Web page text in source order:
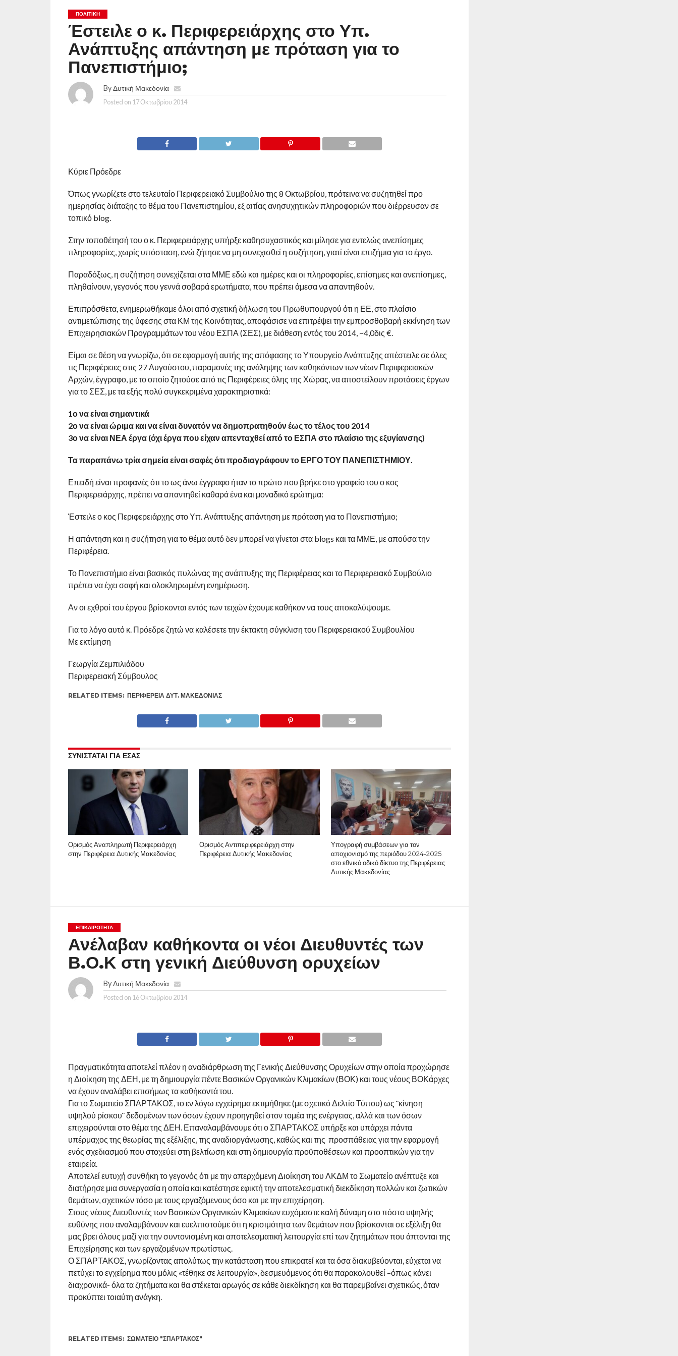
ΠΟΛΙΤΙΚΉ
Έστειλε ο κ. Περιφερειάρχης στο Υπ.
Ανάπτυξης απάντηση με πρόταση για το
Πανεπιστήμιο;
ByΔυτική Μακεδονία
Posted on 17 Οκτωβρίου 2014
Κύριε Πρόεδρε
Όπως γνωρίζετε στο τελευταίο Περιφερειακό Συμβούλιο της 8 Οκτωβρίου, πρότεινα να συζητηθεί προ
ημερησίας διάταξης το θέμα του Πανεπιστημίου, εξ αιτίας ανησυχητικών πληροφοριών που διέρρευσαν σε
τοπικό blog.
Στην τοποθέτησή του ο κ. Περιφερειάρχης υπήρξε καθησυχαστικός και μίλησε για εντελώς ανεπίσημες
πληροφορίες, χωρίς υπόσταση, ενώ ζήτησε να μη συνεχισθεί η συζήτηση, γιατί είναι επιζήμια για το έργο.
Παραδόξως, η συζήτηση συνεχίζεται στα ΜΜΕ εδώ και ημέρες και οι πληροφορίες, επίσημες και ανεπίσημες,
πληθαίνουν, γεγονός που γεννά σοβαρά ερωτήματα, που πρέπει άμεσα να απαντηθούν.
Επιπρόσθετα, ενημερωθήκαμε όλοι από σχετική δήλωση του Πρωθυπουργού ότι η ΕΕ, στο πλαίσιο
αντιμετώπισης της ύφεσης στα ΚΜ της Κοινότητας, αποφάσισε να επιτρέψει την εμπροσθοβαρή εκκίνηση των
Επιχειρησιακών Προγραμμάτων του νέου ΕΣΠΑ (ΣΕΣ), με διάθεση εντός του 2014, ~4,0δις €.
Είμαι σε θέση να γνωρίζω, ότι σε εφαρμογή αυτής της απόφασης το Υπουργείο Ανάπτυξης απέστειλε σε όλες
τις Περιφέρειες στις 27 Αυγούστου, παραμονές της ανάληψης των καθηκόντων των νέων Περιφερειακών
Αρχών, έγγραφο, με το οποίο ζητούσε από τις Περιφέρειες όλης της Χώρας, να αποστείλουν προτάσεις έργων
για το ΣΕΣ, με τα εξής πολύ συγκεκριμένα χαρακτηριστικά:
1ο να είναι σημαντικά
2ο να είναι ώριμα και να είναι δυνατόν να δημοπρατηθούν έως το τέλος του 2014
3ο να είναι ΝΕΑ έργα (όχι έργα που είχαν απενταχθεί από το ΕΣΠΑ στο πλαίσιο της εξυγίανσης)
Τα παραπάνω τρία σημεία είναι σαφές ότι προδιαγράφουν το ΕΡΓΟ ΤΟΥ ΠΑΝΕΠΙΣΤΗΜΙΟΥ.
Επειδή είναι προφανές ότι το ως άνω έγγραφο ήταν το πρώτο που βρήκε στο γραφείο του ο κος
Περιφερειάρχης, πρέπει να απαντηθεί καθαρά ένα και μοναδικό ερώτημα:
Έστειλε ο κος Περιφερειάρχης στο Υπ. Ανάπτυξης απάντηση με πρόταση για το Πανεπιστήμιο;
Η απάντηση και η συζήτηση για το θέμα αυτό δεν μπορεί να γίνεται στα blogs και τα ΜΜΕ, με απούσα την
Περιφέρεια.
Το Πανεπιστήμιο είναι βασικός πυλώνας της ανάπτυξης της Περιφέρειας και το Περιφερειακό Συμβούλιο
πρέπει να έχει σαφή και ολοκληρωμένη ενημέρωση.
Αν οι εχθροί του έργου βρίσκονται εντός των τειχών έχουμε καθήκον να τους αποκαλύψουμε.
Για το λόγο αυτό κ. Πρόεδρε ζητώ να καλέσετε την έκτακτη σύγκλιση του Περιφερειακού Συμβουλίου
Με εκτίμηση
Γεωργία Ζεμπιλιάδου
Περιφερειακή Σύμβουλος
RELATED ITEMS: ΠΕΡΙΦΈΡΕΙΑ ΔΥΤ. ΜΑΚΕΔΟΝΊΑΣ
ΣΥΝΙΣΤΑΤΑΙ ΓΙΑ ΕΣΑΣ
Ορισμός Αναπληρωτή Περιφερειάρχη
στην Περιφέρεια Δυτικής Μακεδονίας
Ορισμός Αντιπεριφερειάρχη στην
Περιφέρεια Δυτικής Μακεδονίας
Υπογραφή συμβάσεων για τον
αποχιονισμό της περιόδου 2024-2025
στο εθνικό οδικό δίκτυο της Περιφέρειας
Δυτικής Μακεδονίας
ΕΠΙΚΑΙΡΟΤΗΤΑ
Ανέλαβαν καθήκοντα οι νέοι Διευθυντές των
Β.Ο.Κ στη γενική Διεύθυνση ορυχείων
ByΔυτική Μακεδονία
Posted on 16 Οκτωβρίου 2014
Πραγματικότητα αποτελεί πλέον η αναδιάρθρωση της Γενικής Διεύθυνσης Ορυχείων στην οποία προχώρησε
η Διοίκηση της ΔΕΗ, με τη δημιουργία πέντε Βασικών Οργανικών Κλιμακίων (ΒΟΚ) και τους νέους ΒΟΚάρχες
να έχουν αναλάβει επισήμως τα καθήκοντά του.
Για το Σωματείο ΣΠΑΡΤΑΚΟΣ, το εν λόγω εγχείρημα εκτιμήθηκε (με σχετικό Δελτίο Τύπου) ως ¨κίνηση
υψηλού ρίσκου¨ δεδομένων των όσων έχουν προηγηθεί στον τομέα της ενέργειας, αλλά και των όσων
επιχειρούνται στο θέμα της ΔΕΗ. Επαναλαμβάνουμε ότι ο ΣΠΑΡΤΑΚΟΣ υπήρξε και υπάρχει πάντα
υπέρμαχος της θεωρίας της εξέλιξης, της αναδιοργάνωσης, καθώς και της προσπάθειας για την εφαρμογή
ενός σχεδιασμού που στοχεύει στη βελτίωση και στη δημιουργία προϋποθέσεων και προοπτικών για την
εταιρεία.
Αποτελεί ευτυχή συνθήκη το γεγονός ότι με την απερχόμενη Διοίκηση του ΛΚΔΜ το Σωματείο ανέπτυξε και
διατήρησε μια συνεργασία η οποία και κατέστησε εφικτή την αποτελεσματική διεκδίκηση πολλών και ζωτικών
θεμάτων, σχετικών τόσο με τους εργαζόμενους όσο και με την επιχείρηση.
Στους νέους Διευθυντές των Βασικών Οργανικών Κλιμακίων ευχόμαστε καλή δύναμη στο πόστο υψηλής
ευθύνης που αναλαμβάνουν και ευελπιστούμε ότι η κρισιμότητα των θεμάτων που βρίσκονται σε εξέλιξη θα
μας βρει όλους μαζί για την συντονισμένη και αποτελεσματική λειτουργία επί των ζητημάτων που άπτονται της
Επιχείρησης και των εργαζομένων πρωτίστως.
Ο ΣΠΑΡΤΑΚΟΣ, γνωρίζοντας απολύτως την κατάσταση που επικρατεί και τα όσα διακυβεύονται, εύχεται να
πετύχει το εγχείρημα που μόλις «τέθηκε σε λειτουργία», δεσμευόμενος ότι θα παρακολουθεί –όπως κάνει
διαχρονικά- όλα τα ζητήματα και θα στέκεται αρωγός σε κάθε διεκδίκηση και θα παρεμβαίνει σχετικώς, όταν
προκύπτει τοιαύτη ανάγκη.
RELATED ITEMS: ΣΩΜΑΤΕΊΟ "ΣΠΑΡΤΑΚΟΣ"